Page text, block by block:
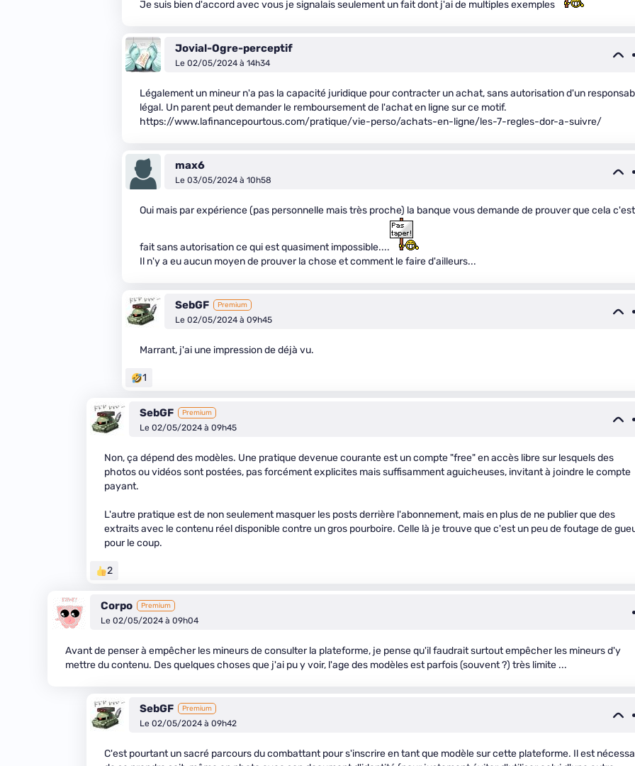
Je suis bien d'accord avec vous je signalais seulement un fait dont j'ai de multiples exemples
Jovial-Ogre-perceptif
Le 02/05/2024 à 14h34
Légalement un mineur n'a pas la capacité juridique pour contracter un achat, sans autorisation d'un
légal. Un parent peut demander le remboursement de l'achat en ligne sur ce motif.
https://www.lafinancepourtous.com/pratique/vie-perso/achats-en-ligne/les-7-regles-dor-a-suivre/
max6
Le 03/05/2024 à 10h58
Oui mais par expérience (pas personnelle mais très proche) la banque vous demande de prouver que cela c'est
fait sans autorisation ce qui est quasiment impossible....
Il n'y a eu aucun moyen de prouver la chose et comment le faire d'ailleurs...
SebGF Premium
Le 02/05/2024 à 09h45
Marrant, j'ai une impression de déjà vu.
1
SebGF Premium
Le 02/05/2024 à 09h45
Non, ça dépend des modèles. Une pratique devenue courante est un compte "free" en accès libre sur lesquels des
photos ou vidéos sont postées, pas forcément explicites mais suffisamment aguicheuses, invitant à joindre le compte
payant.
L'autre pratique est de non seulement masquer les posts derrière l'abonnement, mais en plus de ne publier que des
extraits avec le contenu réel disponible contre un gros pourboire. Celle là je trouve que c'est un peu de foutage de
pour le coup.
2
Corpo Premium
Le 02/05/2024 à 09h04
Avant de penser à empêcher les mineurs de consulter la plateforme, je pense qu'il faudrait surtout empêcher les mineurs d'y
mettre du contenu. Des quelques choses que j'ai pu y voir, l'age des modèles est parfois (souvent ?) très limite ...
SebGF Premium
Le 02/05/2024 à 09h42
C'est pourtant un sacré parcours du combattant pour s'inscrire en tant que modèle sur cette plateforme. Il est